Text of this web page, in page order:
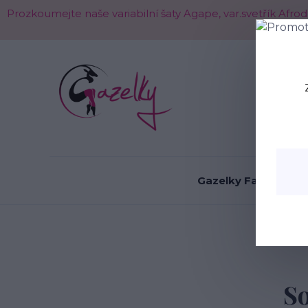
Prozkoumejte naše variabilní šaty Agape, var.svetřík
Gazelky Fashion